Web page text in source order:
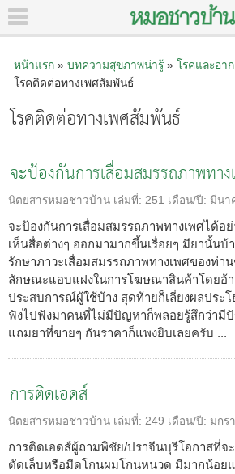
หน้าแรก» บทความสุขภาพน่ารู้» โรคและอา
โรคติดต่อทางเพศสัมพันธ์
โรคติดต่อทางเพศสัมพันธ์
จะป้องกันการเสื่อมสมรรถภาพทาง
นิตยสารหมอชาวบ้าน เล่มที่: 251 เดือน/ปี: มีนา
จะป้องกันการเสื่อมสมรรถภาพทางเพศได้อ
เห็นสื่อต่างๆ ออกมามากขึ้นเรื่อยๆ มียานั้นบ้
รักษาภาวะเสื่อมสมรรถภาพทางเพศของท่า
ลักษณะแอบแฝงในการโฆษณาสินค้าโดยอ้า
ประสบการณ์ผู้ใช้บ้าง สุดท้ายก็เลี่ยงผลประ
ฟังไปฟังมาคนที่ไม่มีปัญหาก็พลอยรู้สึกว่ามี
แถมยาที่ขายๆ กันราคาก็แพงยิบเลยครับ ...
การติดเอดส์
นิตยสารหมอชาวบ้าน เล่มที่: 249 เดือน/ปี: มกร
การติดเอดส์ผู้ถามพิชัย/ปราจีนบุรีโอกาสที่จ
ตัดเล็บหรือมีดโกนผมโกนหนวด มีมากน้อย